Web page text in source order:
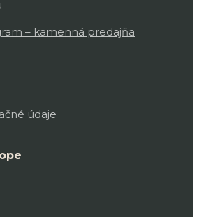
– kamenná predajňa
údaje